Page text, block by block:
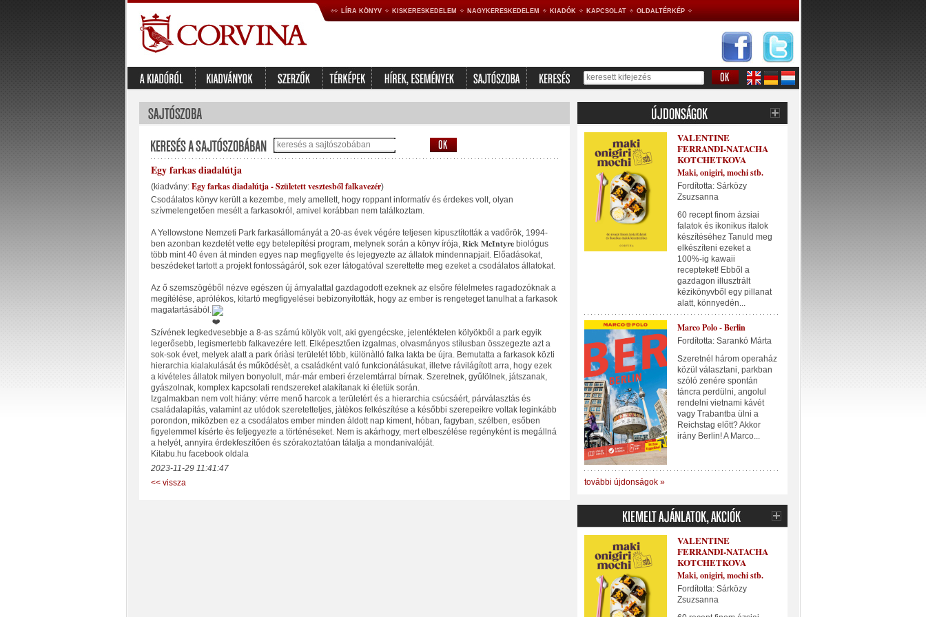
LÍRA KÖNYV KISKERESKEDELEM NAGYKERESKEDELEM KIADÓK KAPCSOLAT OLDALTÉRKÉP
Egy farkas diadalútja
(kiadvány: Egy farkas diadalútja - Született vesztesből falkavezér)
Csodálatos könyv került a kezembe, mely amellett, hogy roppant informatív és érdekes volt, olyan
szívmelengetően mesélt a farkasokról, amivel korábban nem találkoztam. ⁣
A Yellowstone Nemzeti Park farkasállományát a 20-as évek végére teljesen kipusztították a vadőrök, 1994-
ben azonban kezdetét vette egy betelepítési program, melynek során a könyv írója, 𝐑𝐢𝐜𝐤 𝐌𝐜𝐈𝐧𝐭𝐲𝐫𝐞 biológus
több mint 40 éven át minden egyes nap megfigyelte és lejegyezte az állatok mindennapjait. Előadásokat,
beszédeket tartott a projekt fontosságáról, sok ezer látogatóval szerettette meg ezeket a csodálatos állatokat.⁣
Az ő szemszögéből nézve egészen új árnyalattal gazdagodott ezeknek az elsőre félelmetes ragadozóknak a
megítélése, aprólékos, kitartó megfigyelései bebizonyították, hogy az ember is rengeteget tanulhat a farkasok
magatartásából.
Szívének legkedvesebbje a 8-as számú kölyök volt, aki gyengécske, jelentéktelen kölyökből a park egyik
legerősebb, legismertebb falkavezére lett. Elképesztően izgalmas, olvasmányos stílusban összegezte azt a
sok-sok évet, melyek alatt a park óriàsi területét több, különàlló falka lakta be újra. Bemutatta a farkasok közti
hierarchia kialakulását és működésèt, a családként való funkcionálásukat, illetve rávilágított arra, hogy ezek
a kivételes állatok milyen bonyolult, már-már emberi érzelemtárral bírnak. Szeretnek, gyűlölnek, játszanak,
gyászolnak, komplex kapcsolati rendszereket alakítanak ki életük során. ⁣
Izgalmakban nem volt hiány: vérre menő harcok a területért és a hierarchia csúcsáért, párválasztás és
családalapítás, valamint az utódok szeretetteljes, jàtèkos felkészítése a későbbi szerepeikre voltak leginkább
porondon, miközben ez a csodálatos ember minden áldott nap kiment, hóban, fagyban, szélben, esőben
figyelemmel kísérte ès feljegyezte a történéseket. Nem is akárhogy, mert elbeszélése regényként is megállná
a helyét, annyira érdekfeszítően és szórakoztatóan tálalja a mondanivalóját.
Kitabu.hu facebook oldala
2023-11-29 11:41:47
<< vissza
VALENTINE
FERRANDI-NATACHA
KOTCHETKOVA
Maki, onigiri, mochi stb.
Fordította: Sárközy
Zsuzsanna
60 recept finom ázsiai
falatok és ikonikus italok
készítéséhez Tanuld meg
elkészíteni ezeket a
100%-ig kawaii
recepteket! Ebből a
gazdagon illusztrált
kézikönyvből egy pillanat
alatt, könnyedén...
Marco Polo - Berlin
Fordította: Sarankó Márta
Szeretnél három operaház
közül választani, parkban
szóló zenére spontán
táncra perdülni, angolul
rendelni vietnami kávét
vagy Trabantba ülni a
Reichstag előtt? Akkor
irány Berlin! A Marco...
további újdonságok »
VALENTINE
FERRANDI-NATACHA
KOTCHETKOVA
Maki, onigiri, mochi stb.
Fordította: Sárközy
Zsuzsanna